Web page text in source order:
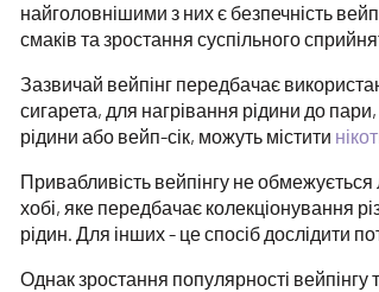
найголовнішими з них є безпечність
смаків та зростання суспільного
Зазвичай вейпінг передбачає
сигарета, для нагрівання рідини до
рідини або вейп-сік, можуть містити
Привабливість вейпінгу не
хобі, яке передбачає колекціонування
рідин. Для інших - це спосіб дослідити
Однак зростання популярності вейпінгу